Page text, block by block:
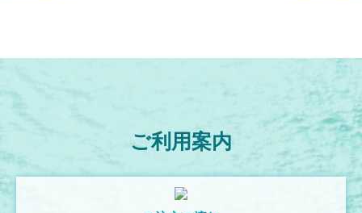
ご利用案内